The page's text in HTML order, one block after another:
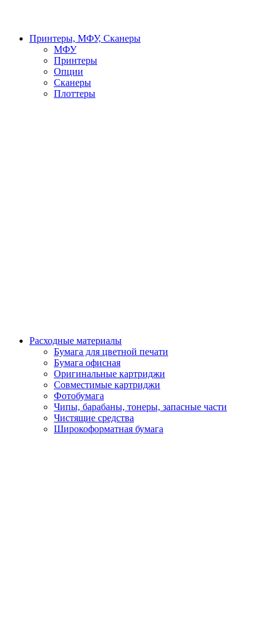
Принтеры, МФУ, Сканеры
МФУ
Принтеры
Опции
Сканеры
Плоттеры
Расходные материалы
Бумага для цветной печати
Бумага офисная
Оригинальные картриджи
Совместимые картриджи
Фотобумага
Чипы, барабаны, тонеры, запасные части
Чистящие средства
Широкоформатная бумага